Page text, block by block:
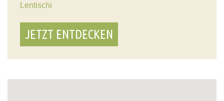
Lentischi
JETZT ENTDECKEN